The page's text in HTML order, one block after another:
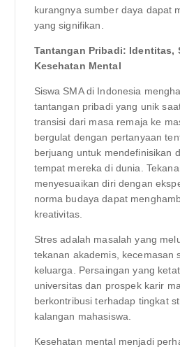
kurangnya sumber daya dapat
yang signifikan.
Tantangan Pribadi: Identitas,
Kesehatan Mental
Siswa SMA di Indonesia
tantangan pribadi yang unik
transisi dari masa remaja ke
bergulat dengan pertanyaan
berjuang untuk mendefinisikan
tempat mereka di dunia.
menyesuaikan diri dengan
norma budaya dapat
kreativitas.
Stres adalah masalah yang
tekanan akademis, kecemasan
keluarga. Persaingan yang
universitas dan prospek karir
berkontribusi terhadap tingkat
kalangan mahasiswa.
Kesehatan mental menjadi